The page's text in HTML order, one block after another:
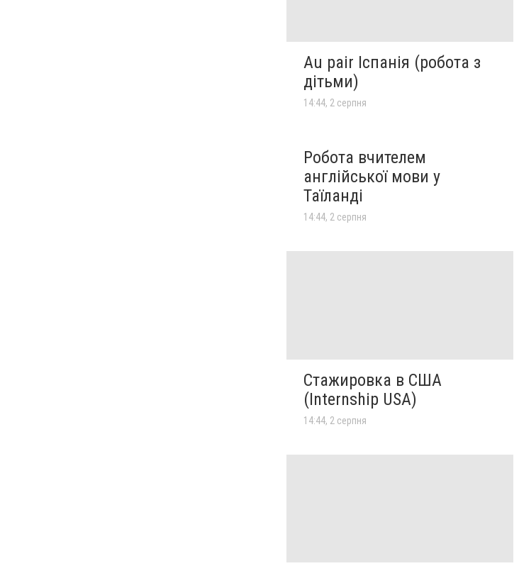
Au pair Іспанія (робота з
дітьми)
14:44, 2 серпня
Робота вчителем
англійської мови у
Таїланді
14:44, 2 серпня
Стажировка в США
(Internship USA)
14:44, 2 серпня